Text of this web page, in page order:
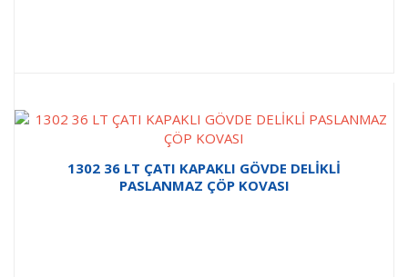
1302 36 LT ÇATI KAPAKLI GÖVDE DELİKLİ
PASLANMAZ ÇÖP KOVASI